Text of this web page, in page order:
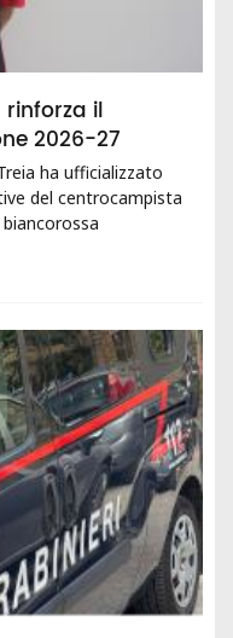
rinforza il
2026-27
ha ufficializzato
del centrocampista